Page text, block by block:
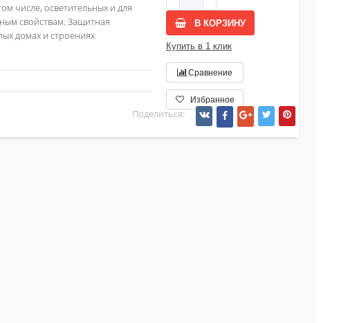
В КОРЗИНУ
Купить в 1 клик
Сравнение
Избранное
числе, осветительных и для
свойствам. Защитная
домах и строениях
Поделиться: